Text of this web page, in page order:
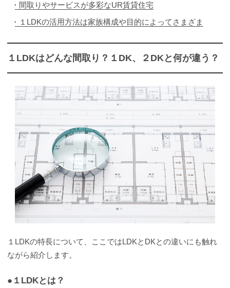
間取りやサービスが多彩なUR賃貸住宅
１LDKの活用方法は家族構成や目的によってさまざま
１LDKはどんな間取り？１DK、２DKと何が違う？
１LDKの特長について、ここではLDKとDKとの違いにも触れ
ながら紹介します。
●１LDKとは？